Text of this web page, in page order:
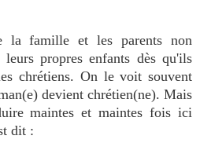
famille et les parents non
leurs propres enfants dès qu'ils
chrétiens. On le voit souvent
devient chrétien(ne). Mais
maintes et maintes fois ici
dit :